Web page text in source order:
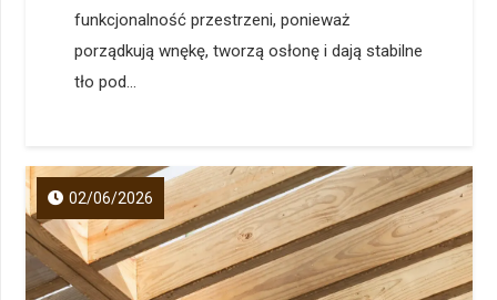
funkcjonalność przestrzeni, ponieważ
porządkują wnękę, tworzą osłonę i dają stabilne
tło pod...
02/06/2026